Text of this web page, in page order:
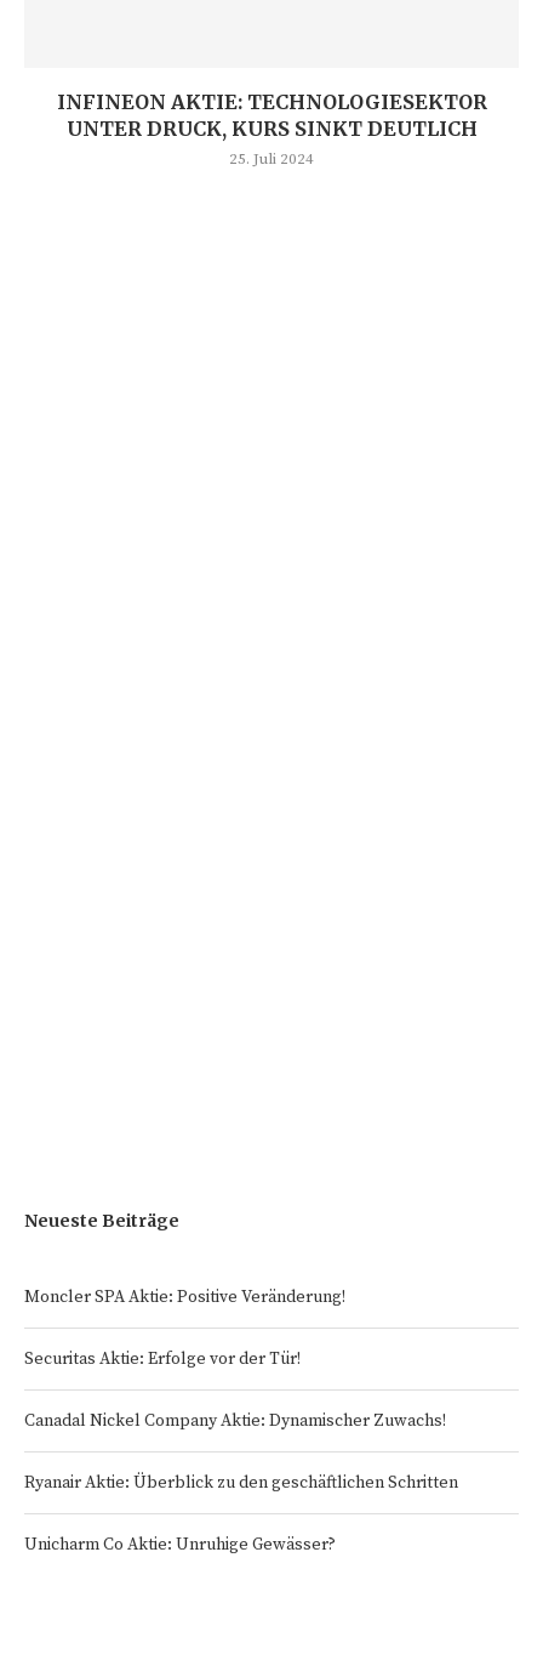
INFINEON AKTIE: TECHNOLOGIESEKTOR
UNTER DRUCK, KURS SINKT DEUTLICH
25. Juli 2024
Neueste Beiträge
Moncler SPA Aktie: Positive Veränderung!
Securitas Aktie: Erfolge vor der Tür!
Canadal Nickel Company Aktie: Dynamischer Zuwachs!
Ryanair Aktie: Überblick zu den geschäftlichen Schritten
Unicharm Co Aktie: Unruhige Gewässer?